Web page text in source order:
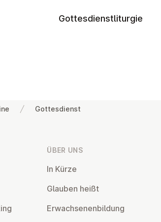
Gottesdienstliturgie
Gottesdienst
ÜBER UNS
In Kürze
Glauben heißt
Er­wach­se­nen­bil­dung